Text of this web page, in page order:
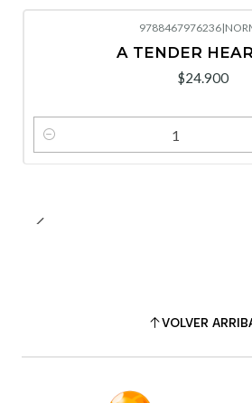
9788467976236|
A TENDER
$24.900
Cantidad
VOLVER